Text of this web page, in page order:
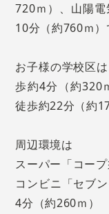
720ｍ）、山陽
10分（約760ｍ）
お子様の学校区
歩約4分（約320
徒歩約22分（約
周辺環境は
スーパー「コー
コンビニ「セブ
4分（約260ｍ）